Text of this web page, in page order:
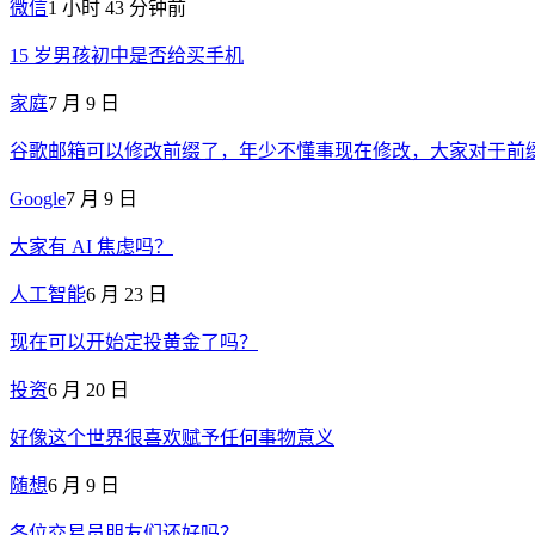
微信1 小时 43 分钟前
15 岁男孩初中是否给买手机
家庭7 月 9 日
谷歌邮箱可以修改前缀了，年少不懂事现在修改，大家对于前
Google7 月 9 日
大家有 AI 焦虑吗？
人工智能6 月 23 日
现在可以开始定投黄金了吗？
投资6 月 20 日
好像这个世界很喜欢赋予任何事物意义
随想6 月 9 日